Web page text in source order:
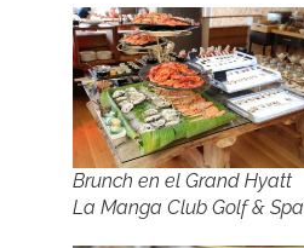
Brunch en el Grand Hyatt
La Manga Club Golf & Spa